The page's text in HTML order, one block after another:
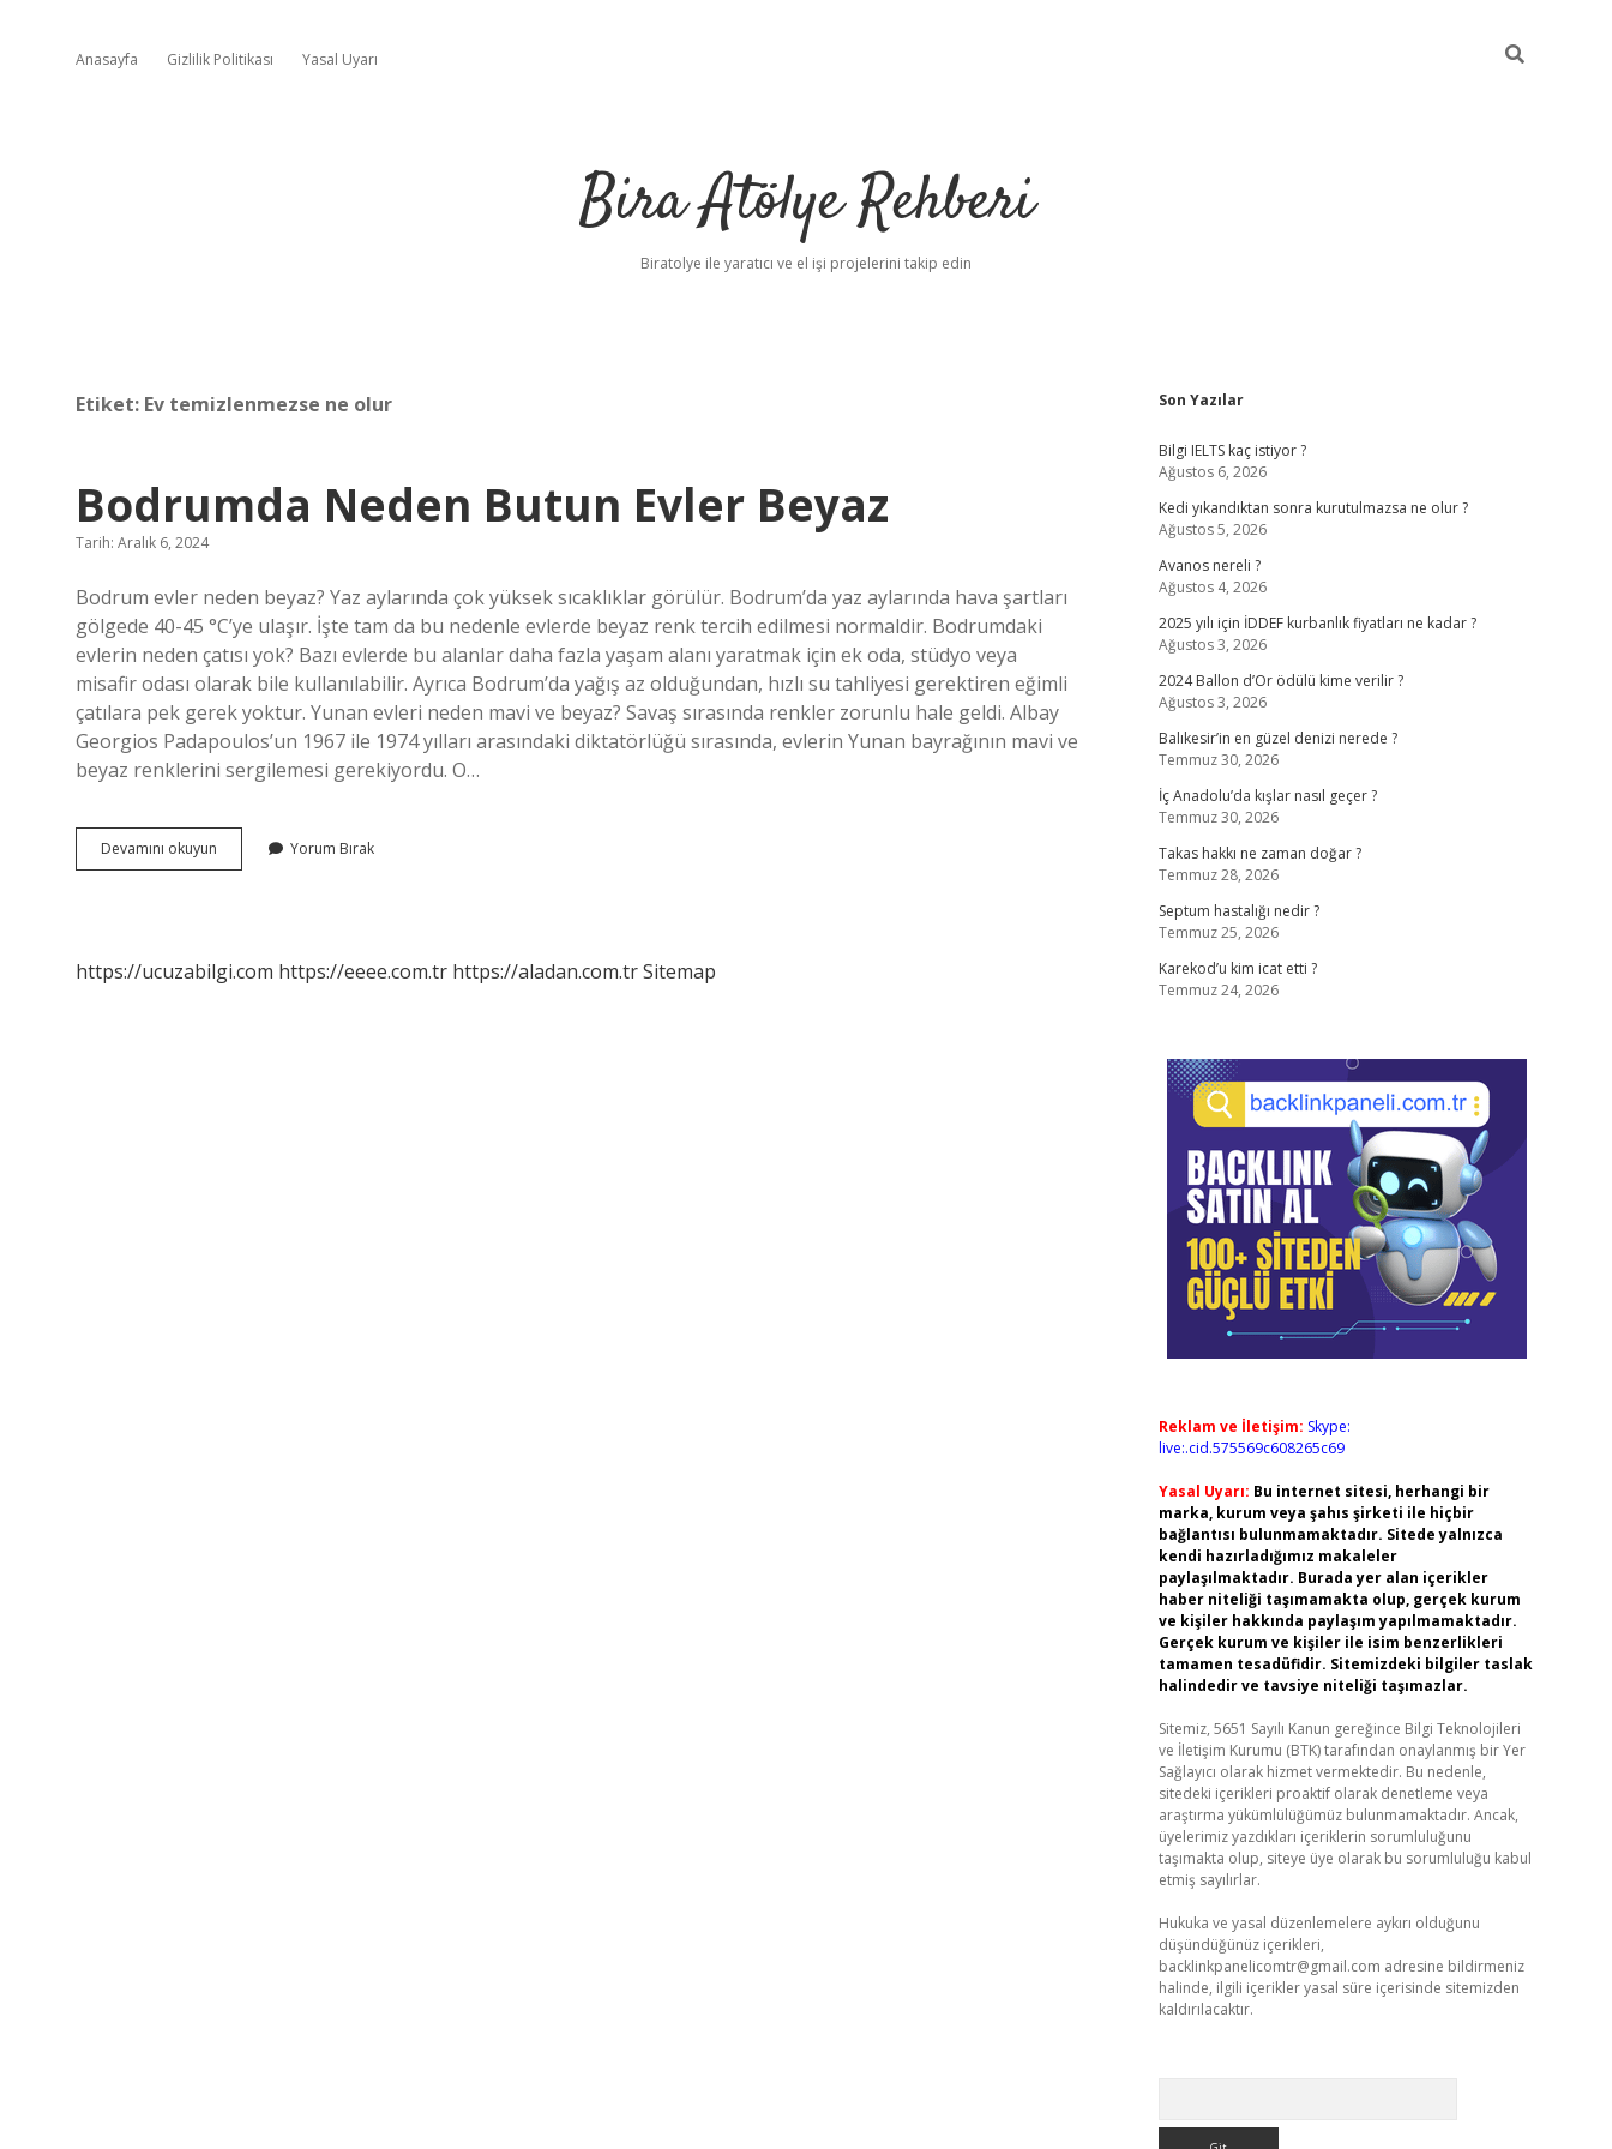
Anasayfa Gizlilik Politikası Yasal Uyarı
Bira Atölye Rehberi
Biratolye ile yaratıcı ve el işi projelerini takip edin
Etiket: Ev temizlenmezse ne olur
Bodrumda Neden Butun Evler Beyaz
Tarih: Aralık 6, 2024
Bodrum evler neden beyaz? Yaz aylarında çok yüksek sıcaklıklar görülür. Bodrum’da yaz aylarında hava şartları
gölgede 40-45 °C’ye ulaşır. İşte tam da bu nedenle evlerde beyaz renk tercih edilmesi normaldir. Bodrumdaki
evlerin neden çatısı yok? Bazı evlerde bu alanlar daha fazla yaşam alanı yaratmak için ek oda, stüdyo veya
misafir odası olarak bile kullanılabilir. Ayrıca Bodrum’da yağış az olduğundan, hızlı su tahliyesi gerektiren eğimli
çatılara pek gerek yoktur. Yunan evleri neden mavi ve beyaz? Savaş sırasında renkler zorunlu hale geldi. Albay
Georgios Padapoulos’un 1967 ile 1974 yılları arasındaki diktatörlüğü sırasında, evlerin Yunan bayrağının mavi ve
beyaz renklerini sergilemesi gerekiyordu. O…
Devamını okuyun Bodrumda
Neden
Yorum Bırak
https://ucuzabilgi.com https://eeee.com.tr https://aladan.com.trSitemap
Sidebar
Son Yazılar
Bilgi IELTS kaç istiyor ?
Ağustos 6, 2026
Kedi yıkandıktan sonra kurutulmazsa ne olur ?
Ağustos 5, 2026
Avanos nereli ?
Ağustos 4, 2026
2025 yılı için İDDEF kurbanlık fiyatları ne kadar ?
Ağustos 3, 2026
2024 Ballon d’Or ödülü kime verilir ?
Ağustos 3, 2026
Balıkesir’in en güzel denizi nerede ?
Temmuz 30, 2026
İç Anadolu’da kışlar nasıl geçer ?
Temmuz 30, 2026
Takas hakkı ne zaman doğar ?
Temmuz 28, 2026
Septum hastalığı nedir ?
Temmuz 25, 2026
Karekod’u kim icat etti ?
Temmuz 24, 2026
Reklam ve İletişim: Skype:
live:.cid.575569c608265c69
Yasal Uyarı: Bu internet sitesi, herhangi bir
marka, kurum veya şahıs şirketi ile hiçbir
bağlantısı bulunmamaktadır. Sitede yalnızca
kendi hazırladığımız makaleler
paylaşılmaktadır. Burada yer alan içerikler
haber niteliği taşımamakta olup, gerçek kurum
ve kişiler hakkında paylaşım yapılmamaktadır.
Gerçek kurum ve kişiler ile isim benzerlikleri
tamamen tesadüfidir. Sitemizdeki bilgiler taslak
halindedir ve tavsiye niteliği taşımazlar.
Sitemiz, 5651 Sayılı Kanun gereğince Bilgi Teknolojileri
ve İletişim Kurumu (BTK) tarafından onaylanmış bir Yer
Sağlayıcı olarak hizmet vermektedir. Bu nedenle,
sitedeki içerikleri proaktif olarak denetleme veya
araştırma yükümlülüğümüz bulunmamaktadır. Ancak,
üyelerimiz yazdıkları içeriklerin sorumluluğunu
taşımakta olup, siteye üye olarak bu sorumluluğu kabul
etmiş sayılırlar.
Hukuka ve yasal düzenlemelere aykırı olduğunu
düşündüğünüz içerikleri,
backlinkpanelicomtr@gmail.com adresine bildirmeniz
halinde, ilgili içerikler yasal süre içerisinde sitemizden
kaldırılacaktır.